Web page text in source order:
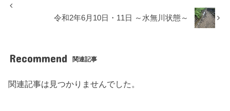
令和2年6月10日・11日 ～水無川状態～
Recommend 関連記事
関連記事は見つかりませんでした。